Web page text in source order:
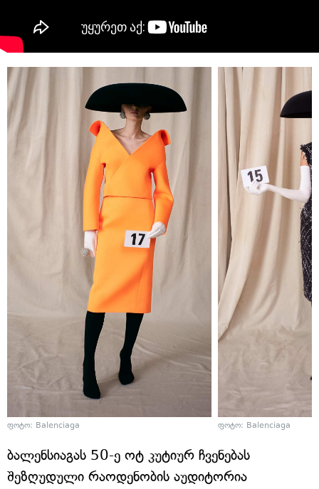
ფოტო: Balenciaga ფოტო: Balenciaga
ბალენსიაგას 50-ე ოტ კუტიურ ჩვენებას
შეზღუდული რაოდენობის აუდიტორია